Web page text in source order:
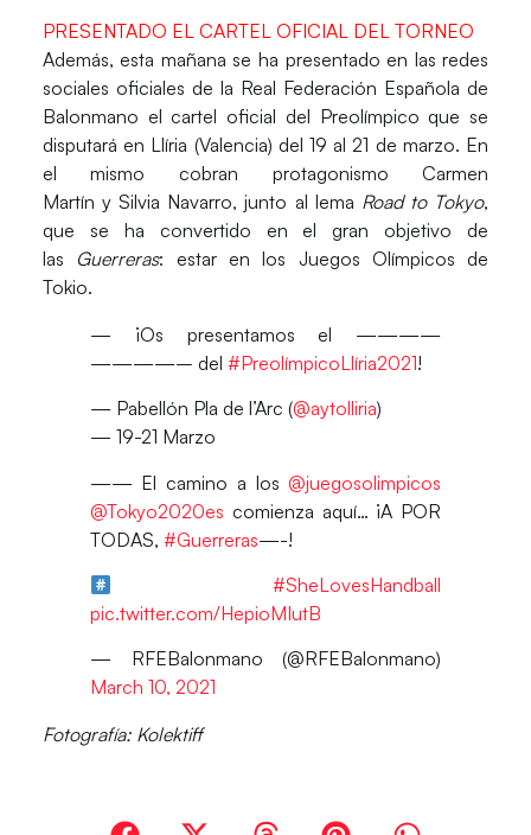
PRESENTADO EL CARTEL OFICIAL DEL TORNEO
Además, esta mañana se ha presentado en las redes
sociales oficiales de la Real Federación Española de
Balonmano elcartel oficial del Preolímpicoque se
disputará en Llíria (Valencia) del 19 al 21 de marzo. En
el mismo cobran protagonismoCarmen
Martín ySilvia Navarro,junto al lema Road to Tokyo,
que se ha convertido en el gran objetivo de
las Guerreras: estar en los Juegos Olímpicos de
Tokio.
— ¡Os presentamos el ————
————– del #PreolímpicoLlíria2021!
— Pabellón Pla de l’Arc (@aytolliria)
— 19-21 Marzo
—— El camino a los@juegosolimpicos
@Tokyo2020es comienza aquí… ¡A POR
TODAS, #Guerreras—-!
#SheLovesHandball
pic.twitter.com/HepioMIutB
— RFEBalonmano (@RFEBalonmano)
March 10, 2021
Fotografía: Kolektiff